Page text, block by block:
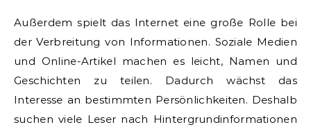
Außerdem spielt das Internet eine große Rolle bei
der Verbreitung von Informationen. Soziale Medien
und Online-Artikel machen es leicht, Namen und
Geschichten zu teilen. Dadurch wächst das
Interesse an bestimmten Persönlichkeiten. Deshalb
suchen viele Leser nach Hintergrundinformationen